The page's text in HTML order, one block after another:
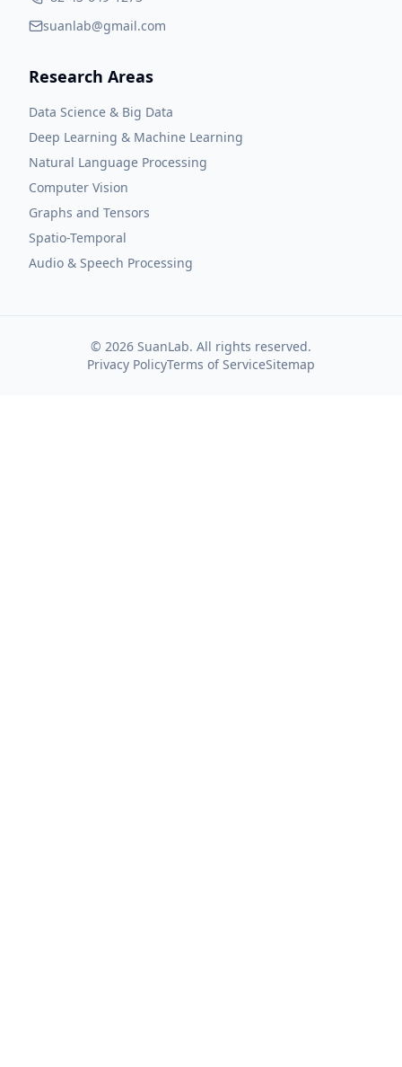
suanlab@gmail.com
Research Areas
Data Science & Big Data
Deep Learning & Machine Learning
Natural Language Processing
Computer Vision
Graphs and Tensors
Spatio-Temporal
Audio & Speech Processing
© 2026 SuanLab. All rights reserved.
Privacy PolicyTerms of ServiceSitemap